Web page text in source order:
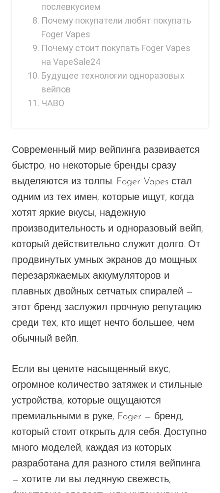
Sigelei
Smarter AirPuffs
Snoopy Smoke
Snowwolf
Space Mary
Spree Bar
Suonon
Suorin
SWFT
TWIST
UWELL
VapMod
VIHO
Voom
Vozol
YOXY
Yovo
Zovoo by Voopoo
Dragbar
послевкусием
Почему покупатели любят покупать
Foger Vapes
Почему стоит покупать Foger Vapes
на VapeSale24
Будущее технологии одноразовых
вейпов
ЧАВО
Современный мир вейпинга развивается
быстро, но некоторые бренды сразу
выделяются из толпы. Foger Vapes стал
одним из тех имен, которые ищут, когда
хотят яркие вкусы, надежную
производительность и одноразовый вейп,
который действительно служит долго. От
продвинутых умных экранов до мощных
перезаряжаемых аккумуляторов и
плавных двойных сетчатых спиралей —
этот бренд заслужил прочную репутацию
среди тех, кто ищет нечто большее, чем
обычный вейп.
Если вы цените насыщенный вкус,
огромное количество затяжек и стильные
устройства, которые ощущаются
премиальными в руке, Foger — бренд,
который стоит открыть для себя. Доступно
много моделей, каждая из которых
разработана для разного стиля вейпинга
— хотите ли вы ледяную свежесть,